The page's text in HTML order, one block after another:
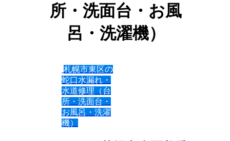
所・洗面台・お風
呂・洗濯機）
札幌市東区の
蛇口水漏れ・
水道修理（台
所・洗面台・
お風呂・洗濯
機）